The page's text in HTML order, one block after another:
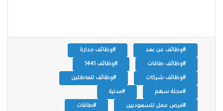
#وظائف عن بعد #وظائف جدارة
#وظائف طاقات #وظائف 1441
#وظائف شركات #وظائف للعاطلين
#مجلة سهم #مدنية
#فرص عمل للسعوديين #طاقات